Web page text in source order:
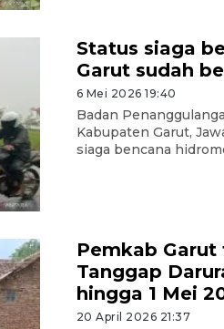
Status siaga
Garut sudah
6 Mei 2026 19:40
Badan
Kabupaten Garut,
siaga bencana
Pemkab
Tanggap
hingga 1 Mei
20 April 2026 21:37